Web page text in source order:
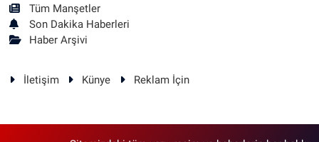
Tüm Manşetler
Son Dakika Haberleri
Haber Arşivi
İletişim Künye Reklam İçin